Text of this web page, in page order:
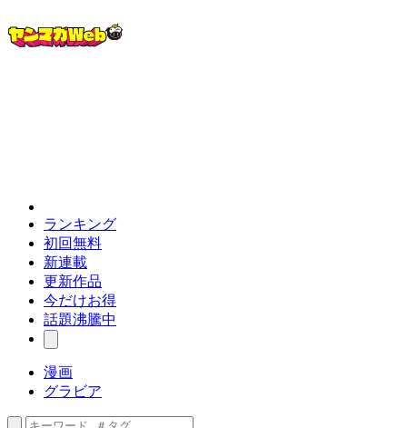
ランキング
初回無料
新連載
更新作品
今だけお得
話題沸騰中
漫画
グラビア